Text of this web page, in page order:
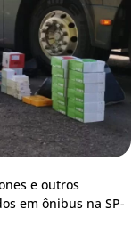
e outros
em ônibus na SP-